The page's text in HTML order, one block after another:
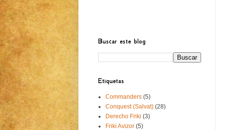
Buscar este blog
Etiquetas
Commanders (5)
Conquest (Salvat) (28)
Derecho Friki (3)
Friki Avizor (5)